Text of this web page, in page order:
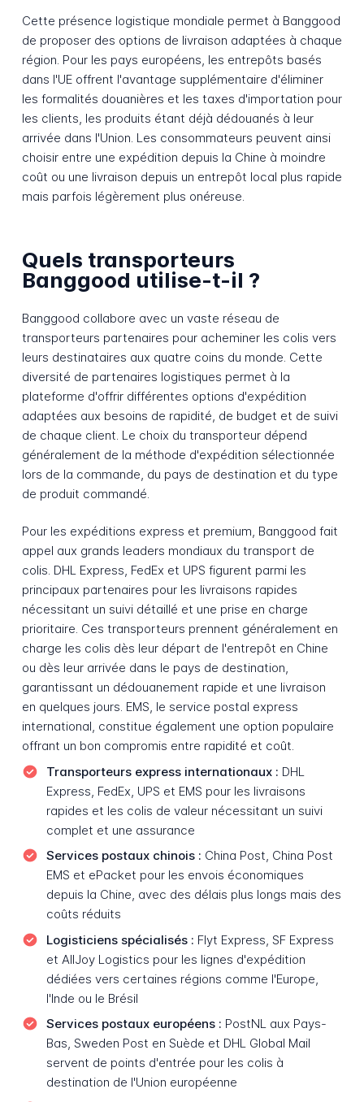
Cette présence logistique mondiale permet à Banggood
de proposer des options de livraison adaptées à chaque
région. Pour les pays européens, les entrepôts basés
dans l'UE offrent l'avantage supplémentaire d'éliminer
les formalités douanières et les taxes d'importation pour
les clients, les produits étant déjà dédouanés à leur
arrivée dans l'Union. Les consommateurs peuvent ainsi
choisir entre une expédition depuis la Chine à moindre
coût ou une livraison depuis un entrepôt local plus rapide
mais parfois légèrement plus onéreuse.
Quels transporteurs
Banggood utilise-t-il ?
Banggood collabore avec un vaste réseau de
transporteurs partenaires pour acheminer les colis vers
leurs destinataires aux quatre coins du monde. Cette
diversité de partenaires logistiques permet à la
plateforme d'offrir différentes options d'expédition
adaptées aux besoins de rapidité, de budget et de suivi
de chaque client. Le choix du transporteur dépend
généralement de la méthode d'expédition sélectionnée
lors de la commande, du pays de destination et du type
de produit commandé.
Pour les expéditions express et premium, Banggood fait
appel aux grands leaders mondiaux du transport de
colis. DHL Express, FedEx et UPS figurent parmi les
principaux partenaires pour les livraisons rapides
nécessitant un suivi détaillé et une prise en charge
prioritaire. Ces transporteurs prennent généralement en
charge les colis dès leur départ de l'entrepôt en Chine
ou dès leur arrivée dans le pays de destination,
garantissant un dédouanement rapide et une livraison
en quelques jours. EMS, le service postal express
international, constitue également une option populaire
offrant un bon compromis entre rapidité et coût.
Transporteurs express internationaux : DHL
Express, FedEx, UPS et EMS pour les livraisons
rapides et les colis de valeur nécessitant un suivi
complet et une assurance
Services postaux chinois : China Post, China Post
EMS et ePacket pour les envois économiques
depuis la Chine, avec des délais plus longs mais des
coûts réduits
Logisticiens spécialisés : Flyt Express, SF Express
et AllJoy Logistics pour les lignes d'expédition
dédiées vers certaines régions comme l'Europe,
l'Inde ou le Brésil
Services postaux européens : PostNL aux Pays-
Bas, Sweden Post en Suède et DHL Global Mail
servent de points d'entrée pour les colis à
destination de l'Union européenne